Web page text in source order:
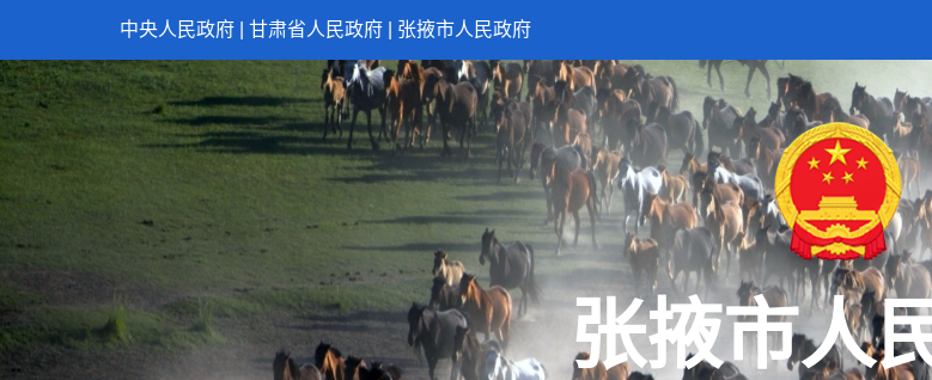
中央人民政府 甘肃省人民政府 张掖市人民政府
张掖市人